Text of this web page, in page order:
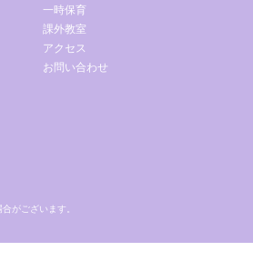
一時保育
課外教室
アクセス
お問い合わせ
がございます。